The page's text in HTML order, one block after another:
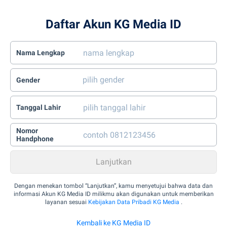
Daftar Akun KG Media ID
Nama Lengkap
Gender
Tanggal Lahir
Nomor
Handphone
Dengan menekan tombol “Lanjutkan”, kamu menyetujui bahwa data dan
informasi Akun KG Media ID milikmu akan digunakan untuk memberikan
layanan sesuai Kebijakan Data Pribadi KG Media .
Kembali ke KG Media ID